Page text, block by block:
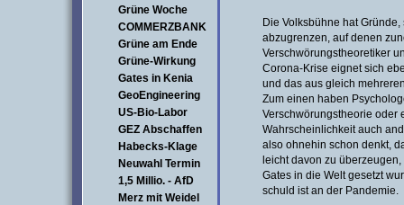
Grüne Woche
COMMERZBANK
Grüne am Ende
Grüne-Wirkung
Gates in Kenia
GeoEngineering
US-Bio-Labor
GEZ Abschaffen
Habecks-Klage
Neuwahl Termin
1,5 Millio. - AfD
Merz mit Weidel
Die Volksbühne hat
abzugrenzen, auf denen
Verschwörungstheoretiker
Corona-Krise eignet sich
und das aus gleich
Zum einen haben
Verschwörungstheorie oder
Wahrscheinlichkeit auch
also ohnehin schon denkt,
leicht davon zu
Gates in die Welt gesetzt
schuld ist an der Pandemie.